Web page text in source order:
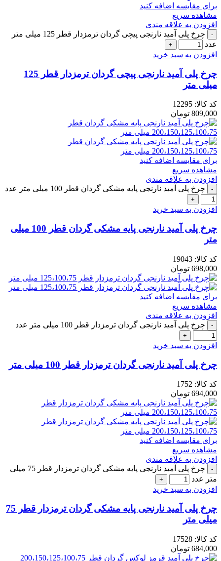
برای مقایسه اضافه کنید
مشاهده سریع
افزودن به علاقه مندی
چرخ پلی آمید نارنجی پیچی گردان ترمزدار قطر 125 میلی متر
عدد
افزودن به سبد خرید
چرخ پلی آمید نارنجی پیچی گردان ترمزدار قطر 125
میلی متر
کد کالا: 12295
809,000 تومان
برای مقایسه اضافه کنید
مشاهده سریع
افزودن به علاقه مندی
چرخ پلی آمید نارنجی پایه مشکی گردان قطر 100 میلی متر عدد
افزودن به سبد خرید
چرخ پلی آمید نارنجی پایه مشکی گردان قطر 100 میلی
متر
کد کالا: 19043
698,000 تومان
برای مقایسه اضافه کنید
مشاهده سریع
افزودن به علاقه مندی
چرخ پلی آمید نارنجی گردان ترمزدار قطر 100 میلی متر عدد
افزودن به سبد خرید
چرخ پلی آمید نارنجی گردان ترمزدار قطر 100 میلی متر
کد کالا: 1752
694,000 تومان
برای مقایسه اضافه کنید
مشاهده سریع
افزودن به علاقه مندی
چرخ پلی آمید نارنجی پایه مشکی گردان ترمزدار قطر 75 میلی
متر عدد
افزودن به سبد خرید
چرخ پلی آمید نارنجی پایه مشکی گردان ترمزدار قطر 75
میلی متر
کد کالا: 17528
684,000 تومان